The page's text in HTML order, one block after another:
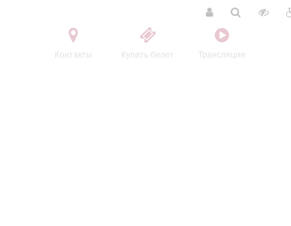
Контакты Купить билет Трансляции